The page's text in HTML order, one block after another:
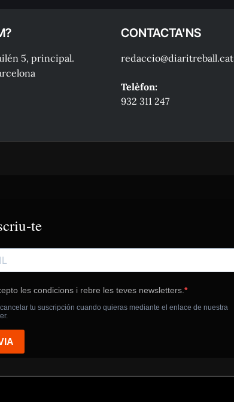
5, principal.
CONTACTA'NS
redaccio@diaritreball.cat
Telèfon:
932 311 247